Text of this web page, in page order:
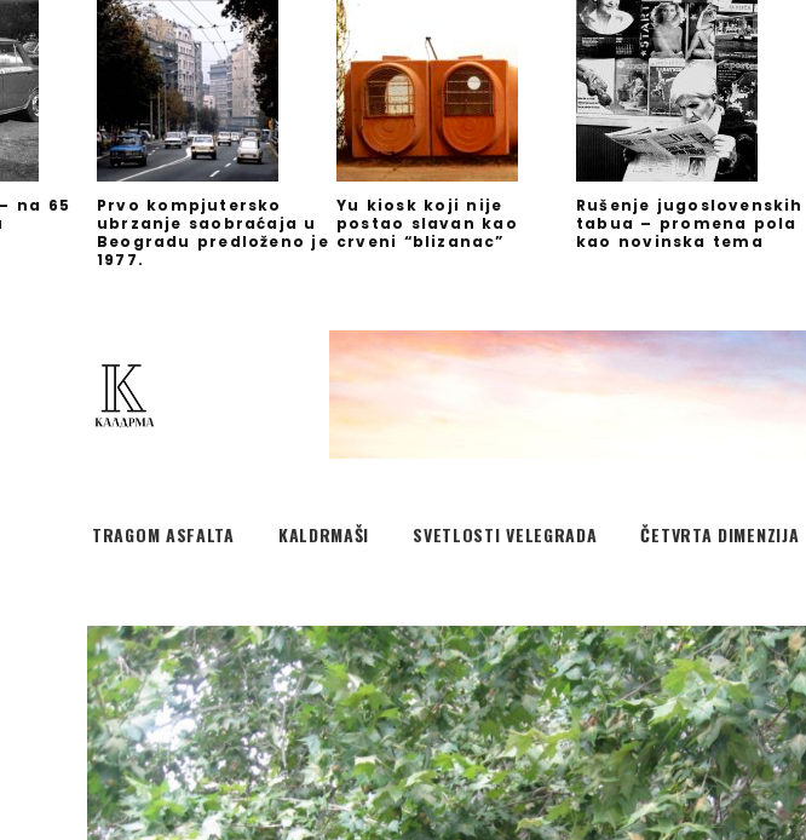
na 65
Prvo kompjutersko
ubrzanje saobraćaja u
Beogradu predloženo je
1977.
Yu kiosk koji nije
postao slavan kao
crveni “blizanac”
Rušenje jugoslovenskih
tabua – promena pola
kao novinska tema
TRAGOM ASFALTA KALDRMAŠI SVETLOSTI VELEGRADA ČETVRTA DIMENZIJA